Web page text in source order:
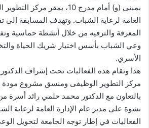
بمبنى (و) أمام مدرج 10، بمقر مركز
العامة لرعاية الشباب. وتهدف المسابقة إلى
المعرفة والترفيه من خلال أنشطة حماسية
وعي الشباب بأسس اختيار شريك الحياة
الأسري.
هذا وتقام هذه الفعاليات تحت إشراف
مركز التطوير الوظيفى ومنسق مشروع مودة
بالتعاون مع الدكتور محمد حلمي رائد أسرة
نشوة على مدير عام الإدارة العامة لرعاية
الفعاليات في إطار توجه الجامعة لتحويل